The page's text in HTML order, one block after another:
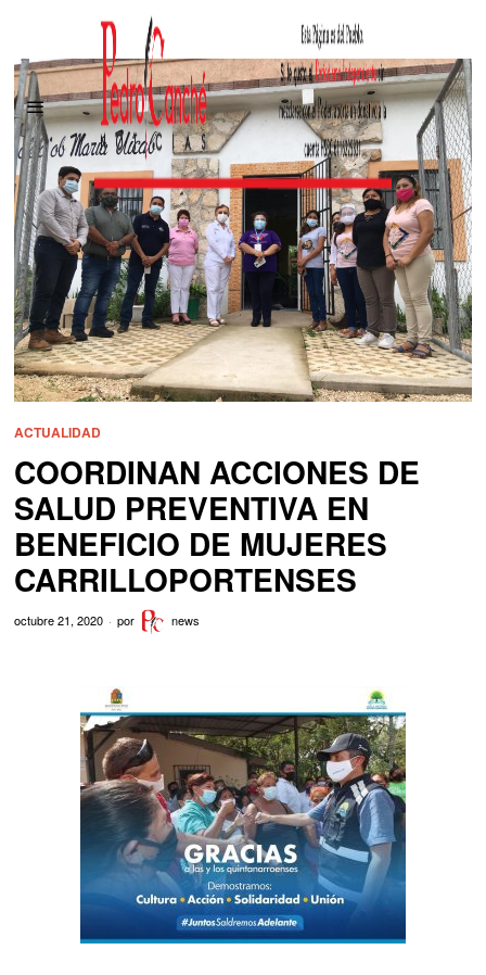
ACTUALIDAD
COORDINAN ACCIONES DE
SALUD PREVENTIVA EN
BENEFICIO DE MUJERES
CARRILLOPORTENSES
octubre 21, 2020 por news